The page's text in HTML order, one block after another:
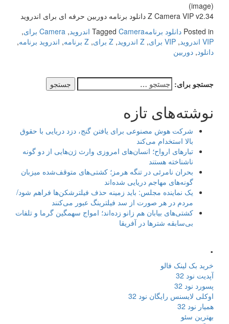
(image)
Z Camera VIP v2.34 دانلود برنامه دوربین حرفه ای برای اندروید
Posted in دانلود برنامه Tagged Camera اندروید , Camera برای
,
VIP اندروید
, VIP برای , Z اندروید , Z برای , Z برنامه , اندروید برنامه,
دانلود, دوربین
جستجو برای:
نوشته‌های تازه
شرکت هوش مصنوعی برای یافتن گنج، دزد دریایی با حقوق
بالا استخدام می‌کند
تبارهای ارواح؛ انسان‌های امروزی وارث ژن‌هایی از دو گونه
ناشناخته هستند
بحران نامرئی در تنگه هرمز؛ کشتی‌های متوقف‌شده میزبان
گونه‌های مهاجم دریایی شده‌اند
یک نماینده مجلس: باید زمینه حذف فیلترشکن‌ها فراهم شود/
مردم در هر صورت از سد فیلترینگ عبور می‌کنند
کشتی‌های بیابان هم زانو زده‌اند؛ امواج سهمگین گرما و تلفات
بی‌سابقه شترها در آفریقا
.
خرید بک لینک فالو
آپدیت نود 32
پسورد نود 32
اوکلی لایسنس رایگان نود 32
همیار نود 32
بهترین سئو